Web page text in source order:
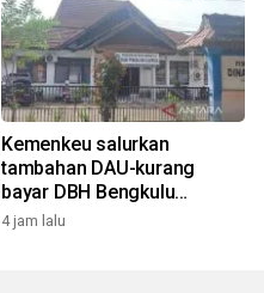
Kemenkeu salurkan
tambahan DAU-kurang
bayar DBH Bengkulu
Rp193,09 M
4 jam lalu